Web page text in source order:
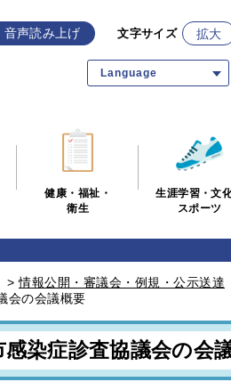
音声読み上げ 文字サイズ 拡大
Language
健康・福祉・
衛生
生涯学習・文
スポーツ
>情報公開・審議会・例規・公示送達
会の会議概要
染症診査協議会の会